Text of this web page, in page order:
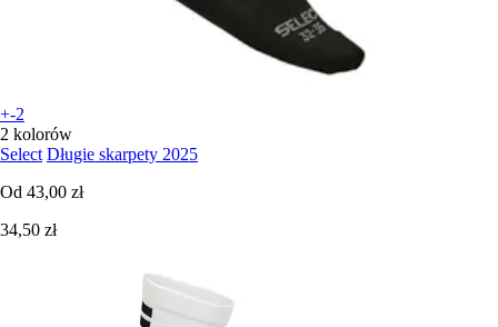
+-2
2 kolorów
Select Długie skarpety 2025
Od 43,00 zł
34,50 zł